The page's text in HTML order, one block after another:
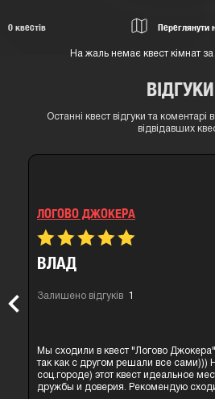
0 квестів Переглянути
На жаль немає квест кімнат
ВІДГУКИ
Останні квест відгуки та коментарі
відвідавших
Previous
Джокера", довольно сложный
все сами))) Находится на
идеальное место для укрепления
сходить с друзьями.)